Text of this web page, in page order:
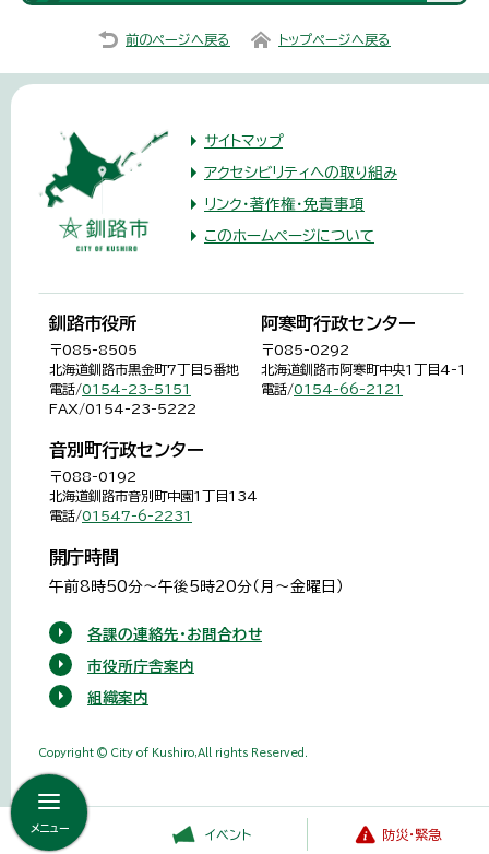
前のページへ戻る トップページへ戻る
メニュー イベント 防災・緊急
サイトマップ
アクセシビリティへの取り組み
リンク・著作権・免責事項
このホームページについて
釧路市役所
〒085-8505
北海道釧路市黒金町7丁目5番地
電話/0154-23-5151
FAX/0154-23-5222
阿寒町行政センター
〒085-0292
北海道釧路市阿寒町中央1丁目4-1
電話/0154-66-2121
音別町行政センター
〒088-0192
北海道釧路市音別町中園1丁目134
電話/01547-6-2231
開庁時間
午前8時50分～午後5時20分（月～金曜日）
各課の連絡先・お問合わせ
市役所庁舎案内
組織案内
Copyright © City of Kushiro,All rights Reserved.